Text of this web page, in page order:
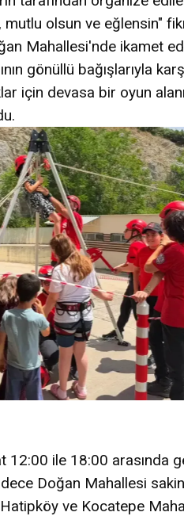
olsun ve eğlensin"
Mahallesi'nde ikamet
gönüllü bağışlarıyla
için devasa bir oyun
12:00 ile 18:00 arasında
Doğan Mahallesi
ve Kocatepe